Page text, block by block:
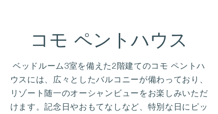
コモ ペントハウス
ベッドルーム3室を備えた2階建てのコモ ペントハ
ウスには、広々としたバルコニーが備わっており、
リゾート随一のオーシャンビューをお楽しみいただ
けます。記念日やおもてなしなど、特別な日にピッ